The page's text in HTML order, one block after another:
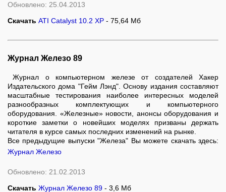
Обновлено: 25.04.2013
Скачать ATI Catalyst 10.2 XP - 75,64 Мб
Журнал Железо 89
Журнал о компьютерном железе от создателей Хакер
Издательского дома "Гейм Лэнд". Основу издания составляют
масштабные тестирования наиболее интересных моделей
разнообразных комплектующих и компьютерного
оборудования. «Железные» новости, анонсы оборудования и
короткие заметки о новейших моделях призваны держать
читателя в курсе самых последних изменений на рынке.
Все предыдущие выпуски "Железа" Вы можете скачать здесь:
Журнал Железо
Обновлено: 21.02.2013
Скачать Журнал Железо 89 - 3,6 Мб